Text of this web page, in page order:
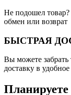
Не подошел
обмен или возврат
БЫСТРАЯ
Вы можете забрать
доставку в